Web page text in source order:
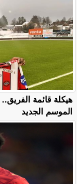
الموسم الجديد